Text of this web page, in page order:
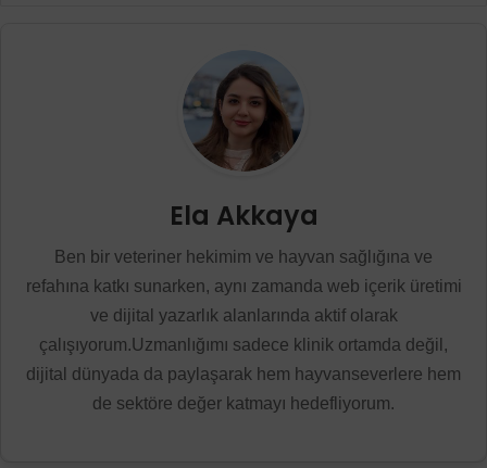
Ela Akkaya
Ben bir veteriner hekimim ve hayvan sağlığına ve
refahına katkı sunarken, aynı zamanda web içerik üretimi
ve dijital yazarlık alanlarında aktif olarak
çalışıyorum.Uzmanlığımı sadece klinik ortamda değil,
dijital dünyada da paylaşarak hem hayvanseverlere hem
de sektöre değer katmayı hedefliyorum.